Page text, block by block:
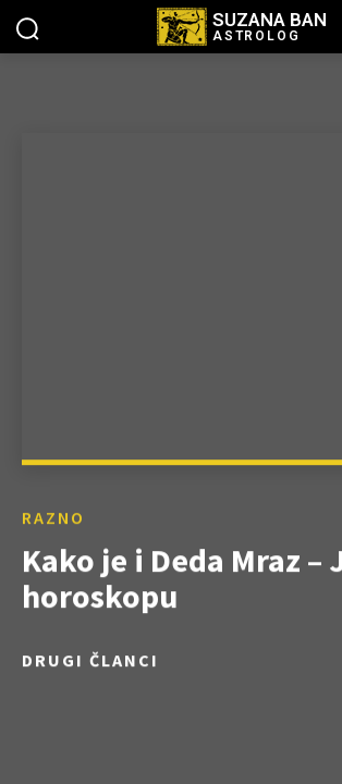
SUZANA BAN
ASTROLOG
RAZNO
Kako je i Deda Mraz –
horoskopu
DRUGI ČLANCI